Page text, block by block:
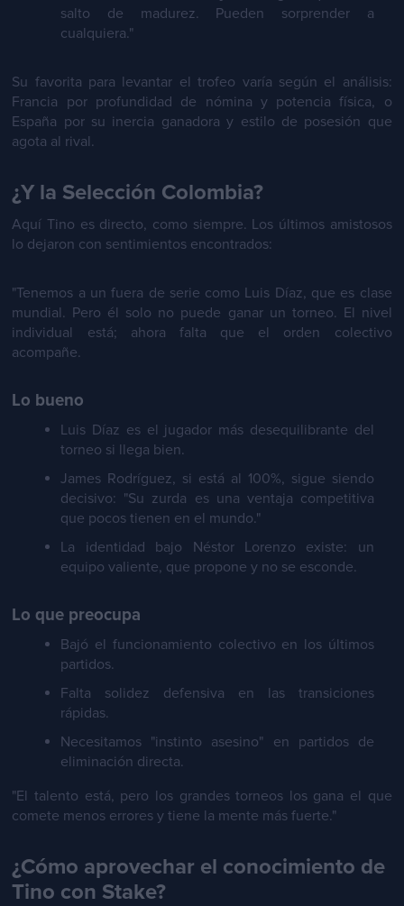
salto de madurez. Pueden sorprender a
cualquiera."
Su favorita para levantar el trofeo varía según el análisis:
Francia por profundidad de nómina y potencia física, o
España por su inercia ganadora y estilo de posesión que
agota al rival.
¿Y la Selección Colombia?
Aquí Tino es directo, como siempre. Los últimos amistosos
lo dejaron con sentimientos encontrados:
"Tenemos a un fuera de serie como Luis Díaz, que es clase
mundial. Pero él solo no puede ganar un torneo. El nivel
individual está; ahora falta que el orden colectivo
acompañe.
Lo bueno
Luis Díaz es el jugador más desequilibrante del
torneo si llega bien.
James Rodríguez, si está al 100%, sigue siendo
decisivo: "Su zurda es una ventaja competitiva
que pocos tienen en el mundo."
La identidad bajo Néstor Lorenzo existe: un
equipo valiente, que propone y no se esconde.
Lo que preocupa
Bajó el funcionamiento colectivo en los últimos
partidos.
Falta solidez defensiva en las transiciones
rápidas.
Necesitamos "instinto asesino" en partidos de
eliminación directa.
"El talento está, pero los grandes torneos los gana el que
comete menos errores y tiene la mente más fuerte."
¿Cómo aprovechar el conocimiento de
Tino con Stake?